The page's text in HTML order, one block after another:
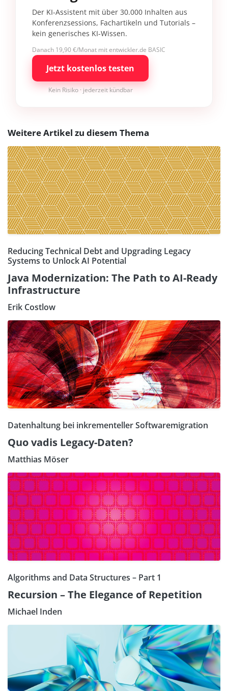
Der KI-Assistent mit über 30.000 Inhalten aus
Konferenzsessions, Fachartikeln und Tutorials –
kein generisches KI-Wissen.
Danach 19,90 €/Monat mit entwickler.de BASIC
Jetzt kostenlos testen
Kein Risiko · jederzeit kündbar
Weitere Artikel zu diesem Thema
Reducing Technical Debt and Upgrading Legacy
Systems to Unlock AI Potential
Java Modernization: The Path to AI-Ready
Infrastructure
Erik Costlow
Datenhaltung bei inkrementeller Softwaremigration
Quo vadis Legacy-Daten?
Matthias Möser
Algorithms and Data Structures – Part 1
Recursion – The Elegance of Repetition
Michael Inden